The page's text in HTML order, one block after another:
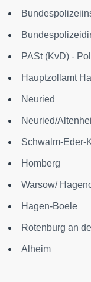
PASt (KvD) -
Hauptzollamt
Neuried
Neuried/
Schwalm-Eder-
Homberg
Warsow/
Hagen-Boele
Rotenburg an
Alheim